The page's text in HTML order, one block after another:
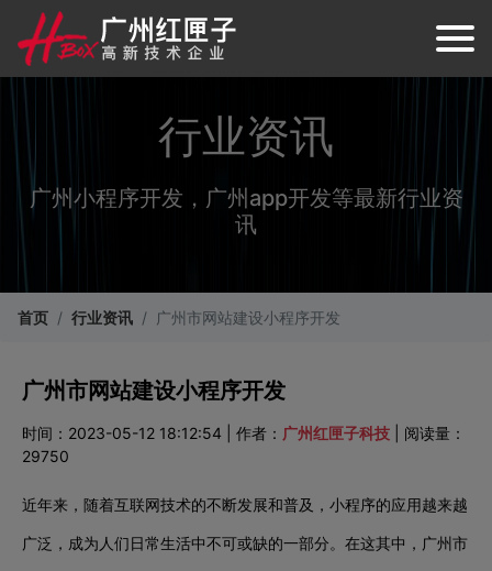
行业资讯
广州小程序开发，广州app开发等最新行业资
讯
首页 行业资讯 广州市网站建设小程序开发
广州市网站建设小程序开发
时间：2023-05-12 18:12:54 | 作者： 广州红匣子科技 | 阅读量：
29750
近年来，随着互联网技术的不断发展和普及，小程序的应用越来越
广泛，成为人们日常生活中不可或缺的一部分。在这其中，广州市